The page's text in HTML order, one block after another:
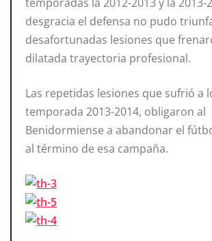
desgracia el defensa no pudo
desafortunadas lesiones que
dilatada trayectoria profesional.
Las repetidas lesiones que sufrió a
temporada 2013-2014, obligaron al
Benidormiense a abandonar el
al término de esa campaña.